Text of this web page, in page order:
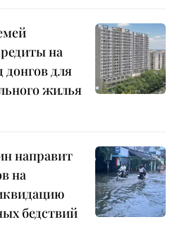
на
донгов для
жилья
направит
на
бедствий